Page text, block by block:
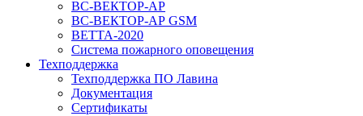
ВС-ВЕКТОР-АР
ВС-ВЕКТОР-АР GSM
ВЕТТА-2020
Система пожарного оповещения
Техподдержка
Техподдержка ПО Лавина
Документация
Сертификаты